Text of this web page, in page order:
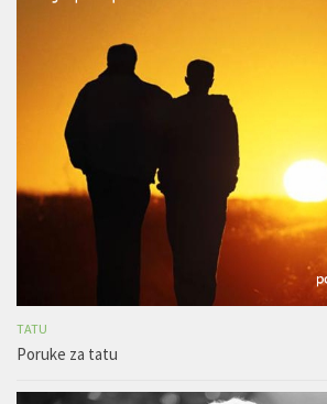
TATU
Poruke za tatu